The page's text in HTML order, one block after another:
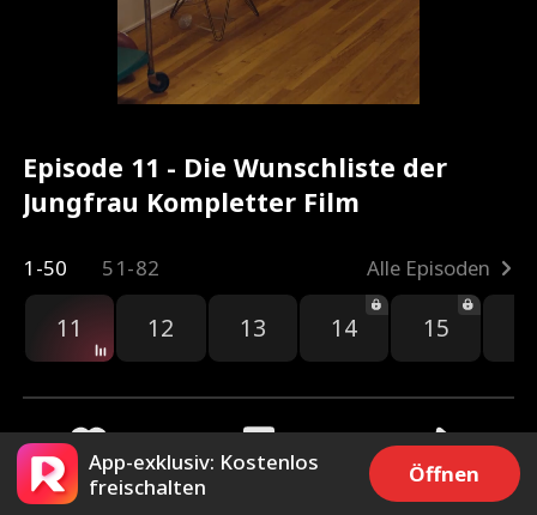
Episode 11 - Die Wunschliste der
Jungfrau Kompletter Film
1-50 51-82 Alle Episoden
11 12 13 14 15
91k Teilen
App-exklusiv: Kostenlos
freischalten
Öffnen